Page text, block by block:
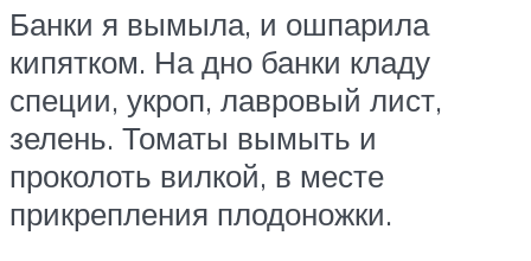
Банки я вымыла, и ошпарила
кипятком. На дно банки кладу
специи, укроп, лавровый лист,
зелень. Томаты вымыть и
проколоть вилкой, в месте
прикрепления плодоножки.